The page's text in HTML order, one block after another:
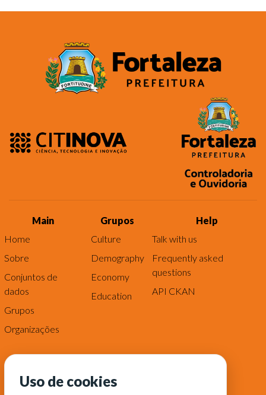
Main
Home
Sobre
Conjuntos de
dados
Grupos
Organizações
Grupos
Culture
Demography
Economy
Education
Help
Talk with us
Frequently asked
questions
API CKAN
Uso de cookies